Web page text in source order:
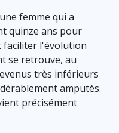
femme qui a
quinze ans pour
faciliter l'évolution
se retrouve, au
très inférieurs
amputés.
précisément